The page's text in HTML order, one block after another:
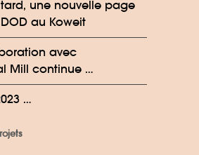
tard, une nouvelle page
au Koweit
avec
Mill continue …
…